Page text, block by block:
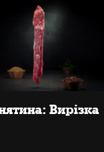
Вирізка